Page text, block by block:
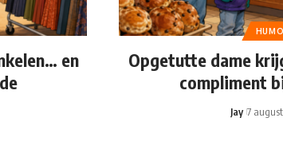
en
Opgetutte dame
compliment
Jay 7